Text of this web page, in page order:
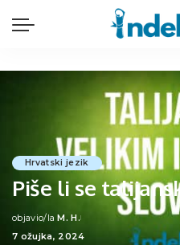
Hrvatski jezik
Piše li se
Posted
by
objavio/la M. H.
7 ožujka, 2024